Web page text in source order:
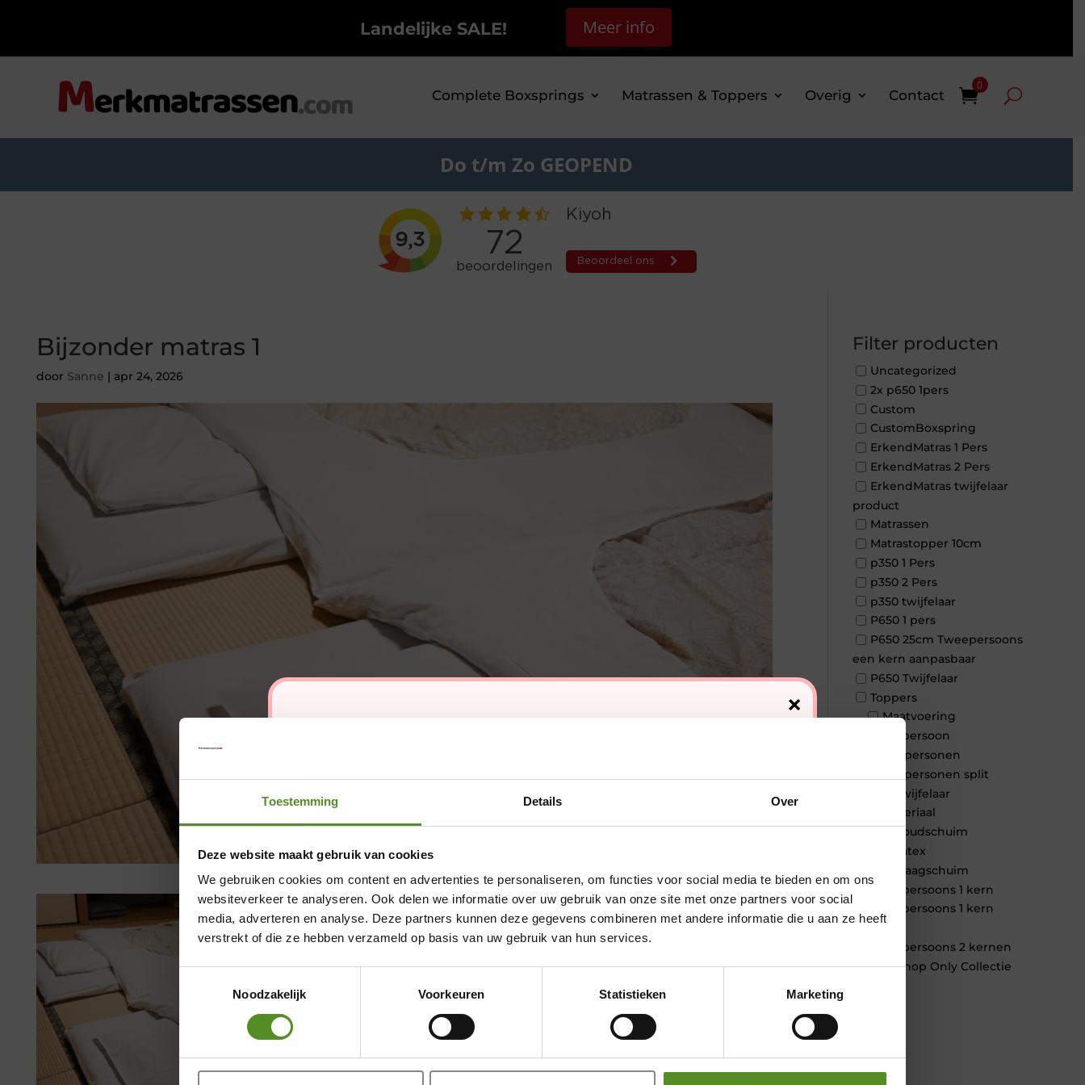
Toestemming Details Over
Deze website maakt gebruik van cookies
We gebruiken cookies om content en advertenties te personaliseren, om functies voor social media te bieden en om ons
websiteverkeer te analyseren. Ook delen we informatie over uw gebruik van onze site met onze partners voor social
media, adverteren en analyse. Deze partners kunnen deze gegevens combineren met andere informatie die u aan ze heeft
verstrekt of die ze hebben verzameld op basis van uw gebruik van hun services.
Noodzakelijk
Voorkeuren Statistieken Marketing
Landelijke SALE! Meer info
Complete Boxsprings Matrassen & Toppers Overig Contact
0
Do t/m Zo GEOPEND
Bijzonder matras 1
door Sanne | apr 24, 2026
Filter producten
Uncategorized
2x p650 1pers
Custom
CustomBoxspring
ErkendMatras 1 Pers
ErkendMatras 2 Pers
ErkendMatras twijfelaar
product
Matrassen
Matrastopper 10cm
p350 1 Pers
p350 2 Pers
p350 twijfelaar
P650 1 pers
P650 25cm Tweepersoons
een kern aanpasbaar
P650 Twijfelaar
Toppers
Maatvoering
1 persoon
2 personen
2 personen split
Twijfelaar
Materiaal
Koudschuim
Latex
Traagschuim
Tweepersoons 1 kern
Tweepersoons 1 kern
product
Tweepersoons 2 kernen
Webshop Only Collectie
Showroom Breda
Donderdag 12:00 – 17:00
Vrijdag 12:00 – 17:00
Zaterdag 12:00 – 17:00
×